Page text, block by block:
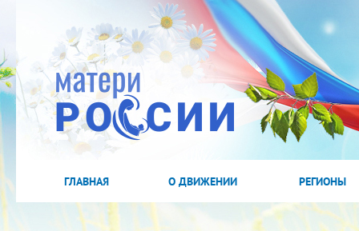
ГЛАВНАЯ О ДВИЖЕНИИ РЕГИОНЫ